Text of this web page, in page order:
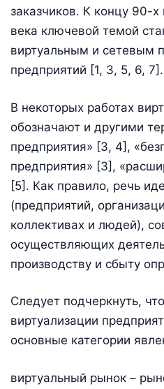
заказчиков. К концу 90-
века ключевой темой
виртуальным и сетевым
предприятий [1, 3, 5, 6, 7].
В некоторых работах
обозначают и другими
предприятия» [3, 4],
предприятия» [3],
[5]. Как правило, речь
(предприятий,
коллективах и людей),
осуществляющих
производству и сбыту
Следует подчеркнуть,
виртуализации
основные категории
виртуальный рынок –